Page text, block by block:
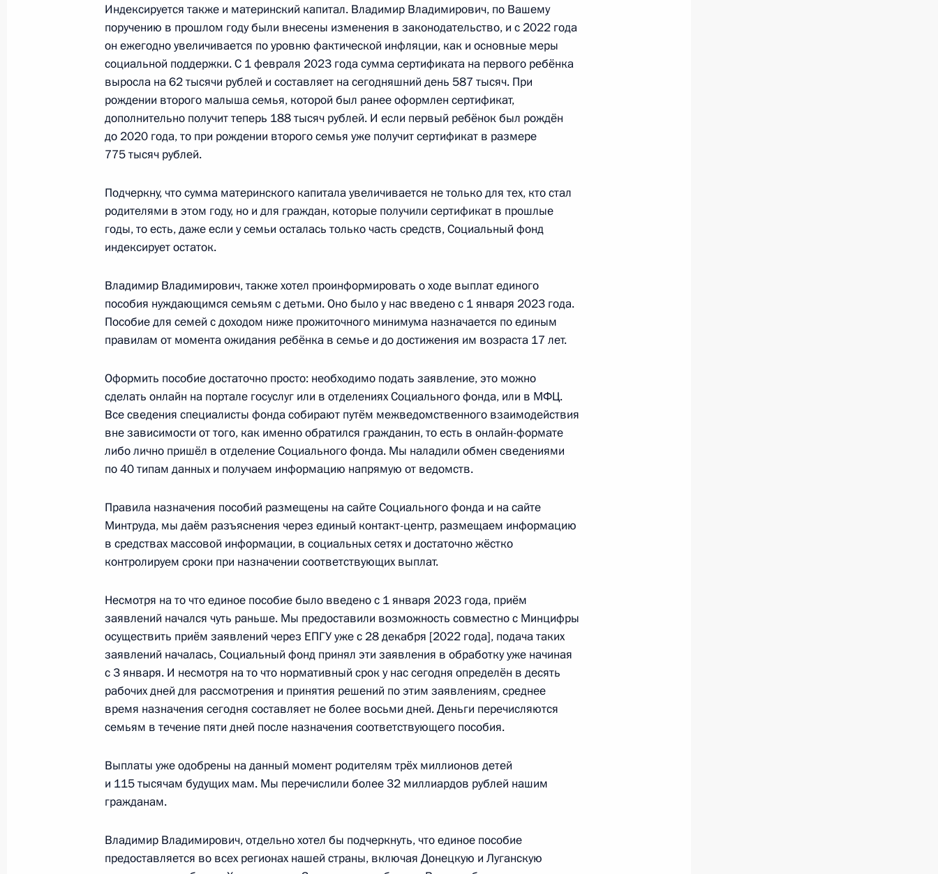
В Налоговый кодекс внесены изменения, связанные
с предоставлением в электронном виде услуг по государственной
аккредитации образовательной деятельности и признанию
иностранных дипломов
29 декабря 2022 года, 16:50
Подписан закон о ратификации Договора между Россией
и Белоруссией об общих принципах налогообложения
по косвенным налогам
Владельцы индивидуальных инвестиционных счетов сохранят
право на налоговый вычет в условиях санкций
28 декабря 2022 года, 14:20
Подписан закон о налоговом вычете по НДПИ при добыче олова
на Дальнем Востоке
Подписан закон, направленный на совершенствование
отдельных положений законодательства о налогах и сборах
единого налогового счёта
28 декабря 2022 года, 13:50
Подписан закон, регулирующий налогообложение на территории
новых субъектов России
28 декабря 2022 года, 13:45
Подписан закон, расширяющий полномочия Федеральной
28 декабря 2022 года, 13:15
Индексируется также и материнский капитал. Владимир Владимирович, по Вашему
поручению в прошлом году были внесены изменения в законодательство, и с 2022 года
он ежегодно увеличивается по уровню фактической инфляции, как и основные меры
социальной поддержки. С 1 февраля 2023 года сумма сертификата на первого ребёнка
выросла на 62 тысячи рублей и составляет на сегодняшний день 587 тысяч. При
рождении второго малыша семья, которой был ранее оформлен сертификат,
дополнительно получит теперь 188 тысяч рублей. И если первый ребёнок был рождён
до 2020 года, то при рождении второго семья уже получит сертификат в размере
775 тысяч рублей.
Подчеркну, что сумма материнского капитала увеличивается не только для тех, кто стал
родителями в этом году, но и для граждан, которые получили сертификат в прошлые
годы, то есть, даже если у семьи осталась только часть средств, Социальный фонд
индексирует остаток.
Владимир Владимирович, также хотел проинформировать о ходе выплат единого
пособия нуждающимся семьям с детьми. Оно было у нас введено с 1 января 2023 года.
Пособие для семей с доходом ниже прожиточного минимума назначается по единым
правилам от момента ожидания ребёнка в семье и до достижения им возраста 17 лет.
Оформить пособие достаточно просто: необходимо подать заявление, это можно
сделать онлайн на портале госуслуг или в отделениях Социального фонда, или в МФЦ.
Все сведения специалисты фонда собирают путём межведомственного взаимодействия
вне зависимости от того, как именно обратился гражданин, то есть в онлайн-формате
либо лично пришёл в отделение Социального фонда. Мы наладили обмен сведениями
по 40 типам данных и получаем информацию напрямую от ведомств.
Правила назначения пособий размещены на сайте Социального фонда и на сайте
Минтруда, мы даём разъяснения через единый контакт-центр, размещаем информацию
в средствах массовой информации, в социальных сетях и достаточно жёстко
контролируем сроки при назначении соответствующих выплат.
Несмотря на то что единое пособие было введено с 1 января 2023 года, приём
заявлений начался чуть раньше. Мы предоставили возможность совместно с Минцифры
осуществить приём заявлений через ЕПГУ уже с 28 декабря [2022 года], подача таких
заявлений началась, Социальный фонд принял эти заявления в обработку уже начиная
с 3 января. И несмотря на то что нормативный срок у нас сегодня определён в десять
рабочих дней для рассмотрения и принятия решений по этим заявлениям, среднее
время назначения сегодня составляет не более восьми дней. Деньги перечисляются
семьям в течение пяти дней после назначения соответствующего пособия.
Выплаты уже одобрены на данный момент родителям трёх миллионов детей
и 115 тысячам будущих мам. Мы перечислили более 32 миллиардов рублей нашим
гражданам.
Владимир Владимирович, отдельно хотел бы подчеркнуть, что единое пособие
предоставляется во всех регионах нашей страны, включая Донецкую и Луганскую